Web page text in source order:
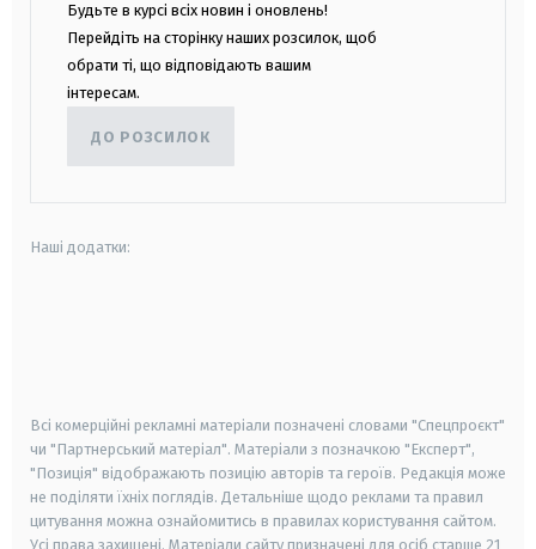
Будьте в курсі всіх новин і оновлень!
Перейдіть на сторінку наших розсилок, щоб
обрати ті, що відповідають вашим
інтересам.
ДО РОЗСИЛОК
Наші додатки:
Всі комерційні рекламні матеріали позначені словами "Спецпроєкт"
чи "Партнерський матеріал". Матеріали з позначкою "Експерт",
"Позиція" відображають позицію авторів та героїв. Редакція може
не поділяти їхніх поглядів. Детальніше щодо реклами та правил
цитування можна ознайомитись в правилах користування сайтом.
Усі права захищені. Матеріали сайту призначені для осіб старше 21